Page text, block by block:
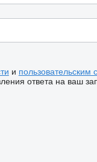
и пользовательским
ответа на ваш